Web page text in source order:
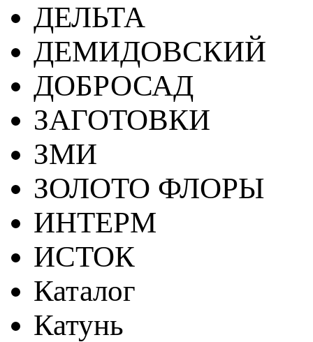
ДЕЛЬТА
ДЕМИДОВСКИЙ
ДОБРОСАД
ЗАГОТОВКИ
ЗМИ
ЗОЛОТО ФЛОРЫ
ИНТЕРМ
ИСТОК
Каталог
Катунь